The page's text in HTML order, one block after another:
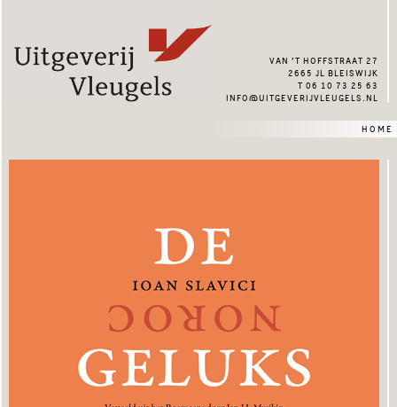
van ’t hoffstraat 27
2665 jl bleiswijk
t 06 10 73 25 63
info@uitgeverijvleugels.nl
home